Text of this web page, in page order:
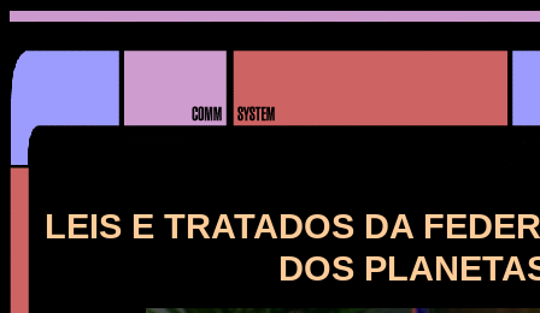
LEIS E TRATADOS DA
DOS